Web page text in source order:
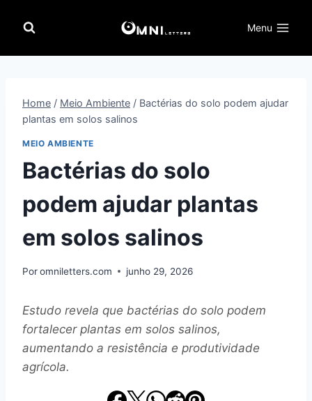
para
Menu
Home / Meio Ambiente / Bactérias do solo podem ajudar
plantas em solos salinos
MEIO AMBIENTE
Bactérias do solo
podem ajudar plantas
em solos salinos
Poromniletters.com junho 29, 2026
Estudo revela que bactérias do solo podem
fortalecer plantas em solos salinos,
aumentando a resistência e produtividade
agrícola.